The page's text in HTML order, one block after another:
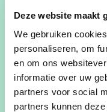
Deze website maakt
We gebruiken
personaliseren, om
en om ons
informatie over uw
partners voor social
partners kunnen
maandag 15
maandag 27
maandag 17 juni